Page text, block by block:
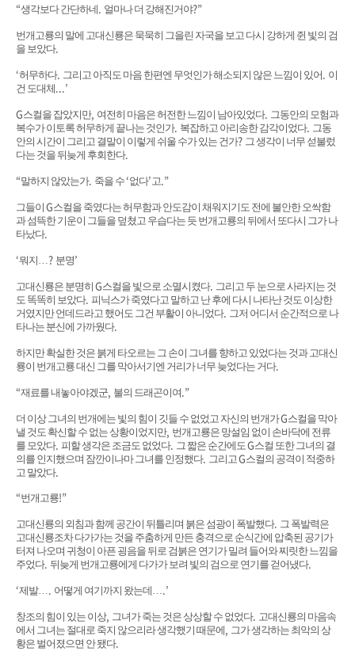
“생각보다 간단하네. 얼마나 더 강해진거야?”
번개고룡의 말에 고대신룡은 묵묵히 그을린 자국을 보고 다시 강하게 쥔 빛의 검
을 보았다.
‘허무하다. 그리고 아직도 마음 한편엔 무엇인가 해소되지 않은 느낌이 있어. 이
건 도대체...’
G스컬을 잡았지만, 여전히 마음은 허전한 느낌이 남아있었다. 그동안의 모험과
복수가 이토록 허무하게 끝나는 것인가. 복잡하고 아리송한 감각이었다. 그동
안의 시간이 그리고 결말이 이렇게 쉬울 수가 있는 건가? 그 생각이 너무 섣불렀
다는 것을 뒤늦게 후회한다.
“말하지 않았는가. 죽을 수 ‘없다’고.”
그들이 G스컬을 죽였다는 허무함과 안도감이 채워지기도 전에 불안한 오싹함
과 섬뜩한 기운이 그들을 덮쳤고 우습다는 듯 번개고룡의 뒤에서 또다시 그가 나
타났다.
‘뭐지…? 분명’
고대신룡은 분명히 G스컬을 빛으로 소멸시켰다. 그리고 두 눈으로 사라지는 것
도 똑똑히 보았다. 피닉스가 죽였다고 말하고 난 후에 다시 나타난 것도 이상한
거였지만 언데드라고 했어도 그건 부활이 아니었다. 그저 어디서 순간적으로 나
타나는 분신에 가까웠다.
하지만 확실한 것은 붉게 타오르는 그 손이 그녀를 향하고 있었다는 것과 고대신
룡이 번개고룡 대신 그를 막아서기엔 거리가 너무 늦었다는 거다.
“재료를 내놓아야겠군, 불의 드래곤이여.”
더 이상 그녀의 번개에는 빛의 힘이 깃들 수 없었고 자신의 번개가G스컬을 막아
낼 것도 확신할 수 없는 상황이었지만, 번개고룡은 망설임 없이 손바닥에 전류
를 모았다. 피할 생각은 조금도 없었다. 그 짧은 순간에도G스컬 또한 그녀의 결
의를 인지했으며 잠깐이나마 그녀를 인정했다. 그리고G스컬의 공격이 적중하
고 말았다.
“번개고룡!”
고대신룡의 외침과 함께 공간이 뒤틀리며 붉은 섬광이 폭발했다. 그 폭발력은
고대신룡조차 다가가는 것을 주춤하게 만든 충격으로 순식간에 압축된 공기가
터져 나오며 귀청이 아픈 굉음을 뒤로 검붉은 연기가 밀려 들어와 찌릿한 느낌을
주었다. 뒤늦게 번개고룡에게 다가가 보려 빛의 검으로 연기를 걷어냈다.
‘제발…. 어떻게 여기까지 왔는데….’
창조의 힘이 있는 이상, 그녀가 죽는 것은 상상할 수 없었다. 고대신룡의 마음속
에서 그녀는 절대로 죽지 않으리라 생각했기 때문에, 그가 생각하는 최악의 상
황은 벌어졌으면 안 됐다.